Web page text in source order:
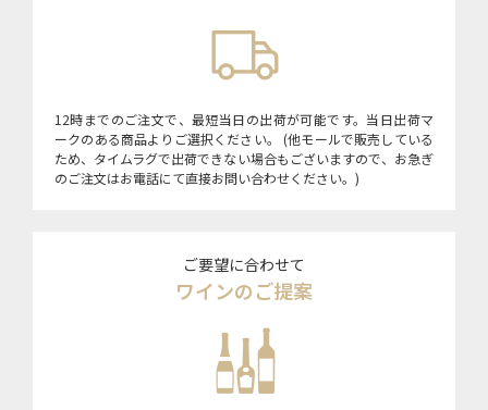
12時までのご注文で、最短当日の出荷が可能です。当日出荷マ
ークのある商品よりご選択ください。 (他モールで販売している
ため、タイムラグで出荷できない場合もございますので、お急ぎ
のご注文はお電話にて直接お問い合わせください。)
ご要望に合わせて
ワインのご提案